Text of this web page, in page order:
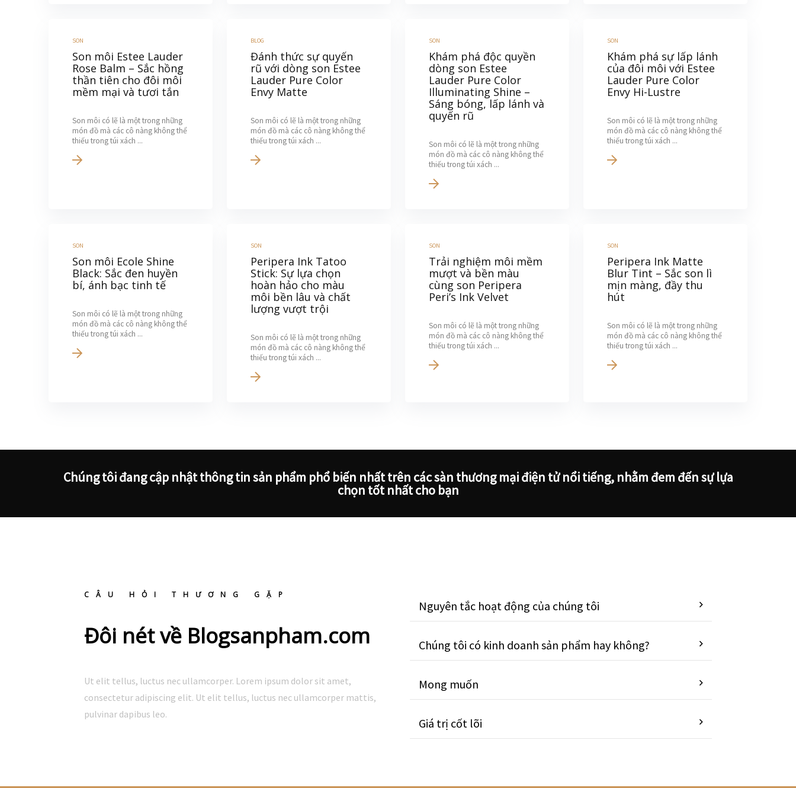
SON
Son môi Estee Lauder
Rose Balm – Sắc hồng
thần tiên cho đôi môi
mềm mại và tươi tắn
Son môi có lẽ là một trong những
món đồ mà các cô nàng không thể
thiếu trong túi xách ...
BLOG
Đánh thức sự quyến
rũ với dòng son Estee
Lauder Pure Color
Envy Matte
Son môi có lẽ là một trong những
món đồ mà các cô nàng không thể
thiếu trong túi xách ...
SON
Khám phá độc quyền
dòng son Estee
Lauder Pure Color
Illuminating Shine –
Sáng bóng, lấp lánh và
quyến rũ
Son môi có lẽ là một trong những
món đồ mà các cô nàng không thể
thiếu trong túi xách ...
SON
Khám phá sự lấp lánh
của đôi môi với Estee
Lauder Pure Color
Envy Hi-Lustre
Son môi có lẽ là một trong những
món đồ mà các cô nàng không thể
thiếu trong túi xách ...
SON
Son môi Ecole Shine
Black: Sắc đen huyền
bí, ánh bạc tinh tế
Son môi có lẽ là một trong những
món đồ mà các cô nàng không thể
thiếu trong túi xách ...
SON
Peripera Ink Tatoo
Stick: Sự lựa chọn
hoàn hảo cho màu
môi bền lâu và chất
lượng vượt trội
Son môi có lẽ là một trong những
món đồ mà các cô nàng không thể
thiếu trong túi xách ...
SON
Trải nghiệm môi mềm
mượt và bền màu
cùng son Peripera
Peri’s Ink Velvet
Son môi có lẽ là một trong những
món đồ mà các cô nàng không thể
thiếu trong túi xách ...
SON
Peripera Ink Matte
Blur Tint – Sắc son lì
mịn màng, đầy thu
hút
Son môi có lẽ là một trong những
món đồ mà các cô nàng không thể
thiếu trong túi xách ...
Chúng tôi đang cập nhật thông tin sản phẩm phổ biến nhất trên các sàn thương mại điện tử nổi tiếng, nhằm đem đến sự lựa
chọn tốt nhất cho bạn
CÂU HỎI THƯƠNG GẶP
Đôi nét về Blogsanpham.com
Ut elit tellus, luctus nec ullamcorper. Lorem ipsum dolor sit amet,
consectetur adipiscing elit. Ut elit tellus, luctus nec ullamcorper mattis,
pulvinar dapibus leo.
Nguyên tắc hoạt động của chúng tôi
Chúng tôi có kinh doanh sản phẩm hay không?
Mong muốn
Giá trị cốt lõi